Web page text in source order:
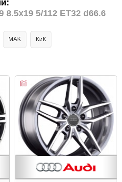
8.5x19 5/112 ET32 d66.6
MAK КиК